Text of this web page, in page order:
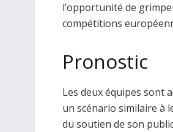
l’opportunité de
compétitions
Pronostic
Les deux équipes sont
un scénario similaire à
du soutien de son